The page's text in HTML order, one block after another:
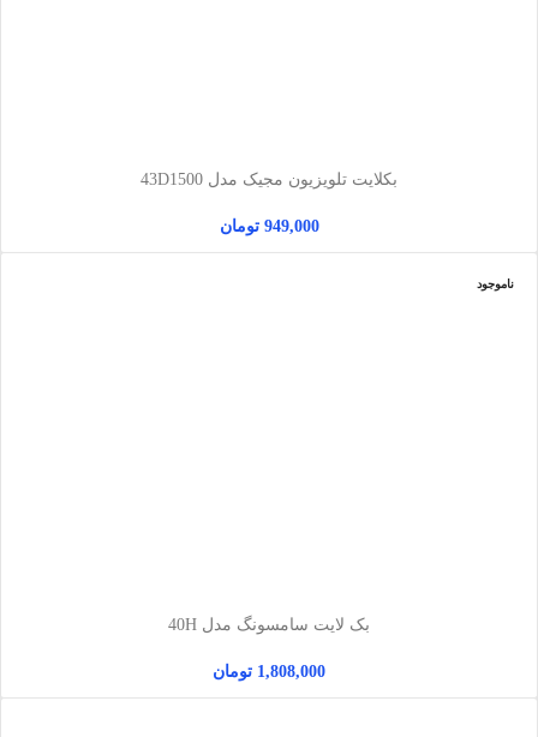
بکلایت تلویزیون مجیک مدل 43D1500
949,000 تومان
ناموجود
بک لایت سامسونگ مدل 40H
1,808,000 تومان